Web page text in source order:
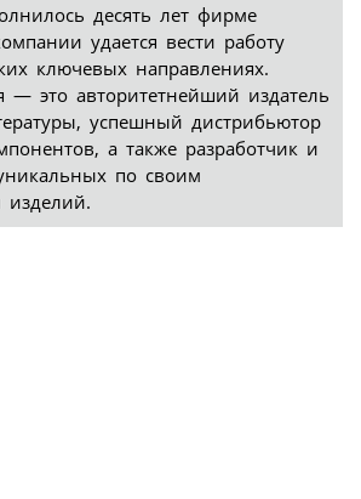
десять лет фирме
удается вести работу
ключевых направлениях.
— это авторитетнейший издатель
успешный дистрибьютор
а также разработчик и
по своим
изделий.